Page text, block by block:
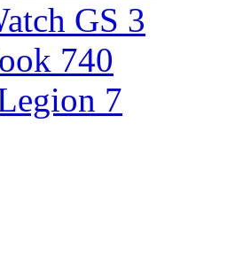
GS 3
740
7